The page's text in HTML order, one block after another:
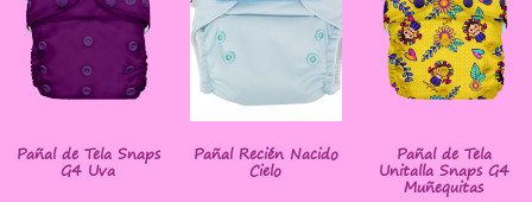
Pañal de Tela Snaps
G4 Uva
Pañal Recién Nacido
Cielo
Pañal de Tela
Unitalla Snaps G4
Muñequitas